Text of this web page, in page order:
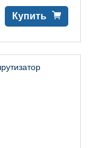
Купить